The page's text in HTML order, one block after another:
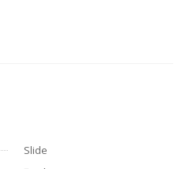
Slide